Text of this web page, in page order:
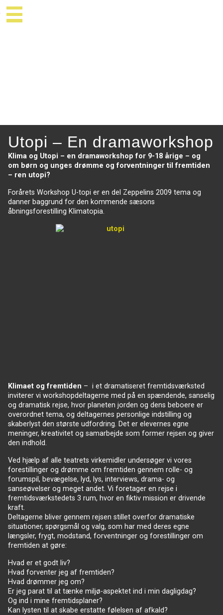
Utopi – En dramaworkshop
Klima og Utopi – en dramaworkshop for 9-18 årige – og
om børn og unges drømme og forventninger til fremtiden
– ren utopi?
Forårets Workshop U-topi er en del Zeppelins 2009 tema og
danner baggrund for den kommende sæsons
åbningsforestilling Klimatopia.
Klimaet og fremtiden – i et dramatiseret fremtidsværksted
inviterer vi workshopdeltagerne med på en spændende, sanselig
og dramatisk rejse, hvor planeten jorden og dens beboere er
overordnet tema, og deltagernes personlige indstilling og
skaberlyst den største udfordring. Det er elevernes egne
meninger, kreativitet og samarbejde som former rejsen og giver
den indhold.
Ved hjælp af alle teatrets virkemidler undersøger vi vores
forestillinger og drømme om fremtiden gennem rolle- og
forumspil, bevægelse, lyd, lys, interviews, drama- og
sanseøvelser og meget andet. Vi foretager en rejse i
fremtidsværkstedets 3 rum, hvor en fiktiv mission er drivende
kraft.
Deltagerne bliver gennem rejsen stillet overfor dramatiske
situationer, spørgsmål og valg, som har med deres egne
længsler, frygt, modstand, forventninger og forestillinger om
fremtiden at gøre:
Hvad er et godt liv?
Hvad forventer jeg af fremtiden?
Hvad drømmer jeg om?
Er jeg parat til at tænke miljø-aspektet ind i min dagligdag?
Og ind i mine fremtidsplaner?
Kan lysten til at skabe erstatte følelsen af afkald?